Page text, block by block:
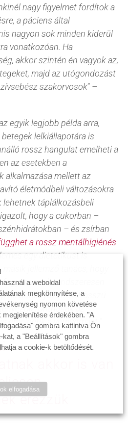
nagy figyelmet fordítok a
a páciens által
nagyon sok minden kiderül
vonatkozóan. Ha
akkor szintén én vagyok az,
majd az utógondozást
szakorvosok” –
egyik legjobb példa arra,
lelkiállapotára is
rossz hangulat emelheti a
az esetekben a
alkalmazása mellett az
életmódbeli változásokra
lehetnek táplálkozásbeli
hogy a cukorban –
– és zsírban
a rossz mentálhigiénés
egy dietetikust is
másik jellemző tanács, hogy
rendszeresen
ne dohányozzunk, hosszú
ronthatják az
emelhetik a vérnyomást.
akkor is van
érezzük
a weboldal
megkönnyítése, a
nyomon követése
érdekében. "A
gombra kattintva Ön
kat, a "Beállítások" gombra
a cookie-k betöltődését.
elfogadása